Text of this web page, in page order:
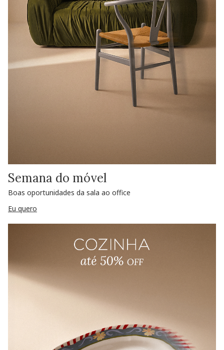
Semana do móvel
Boas oportunidades da sala ao office
Eu quero